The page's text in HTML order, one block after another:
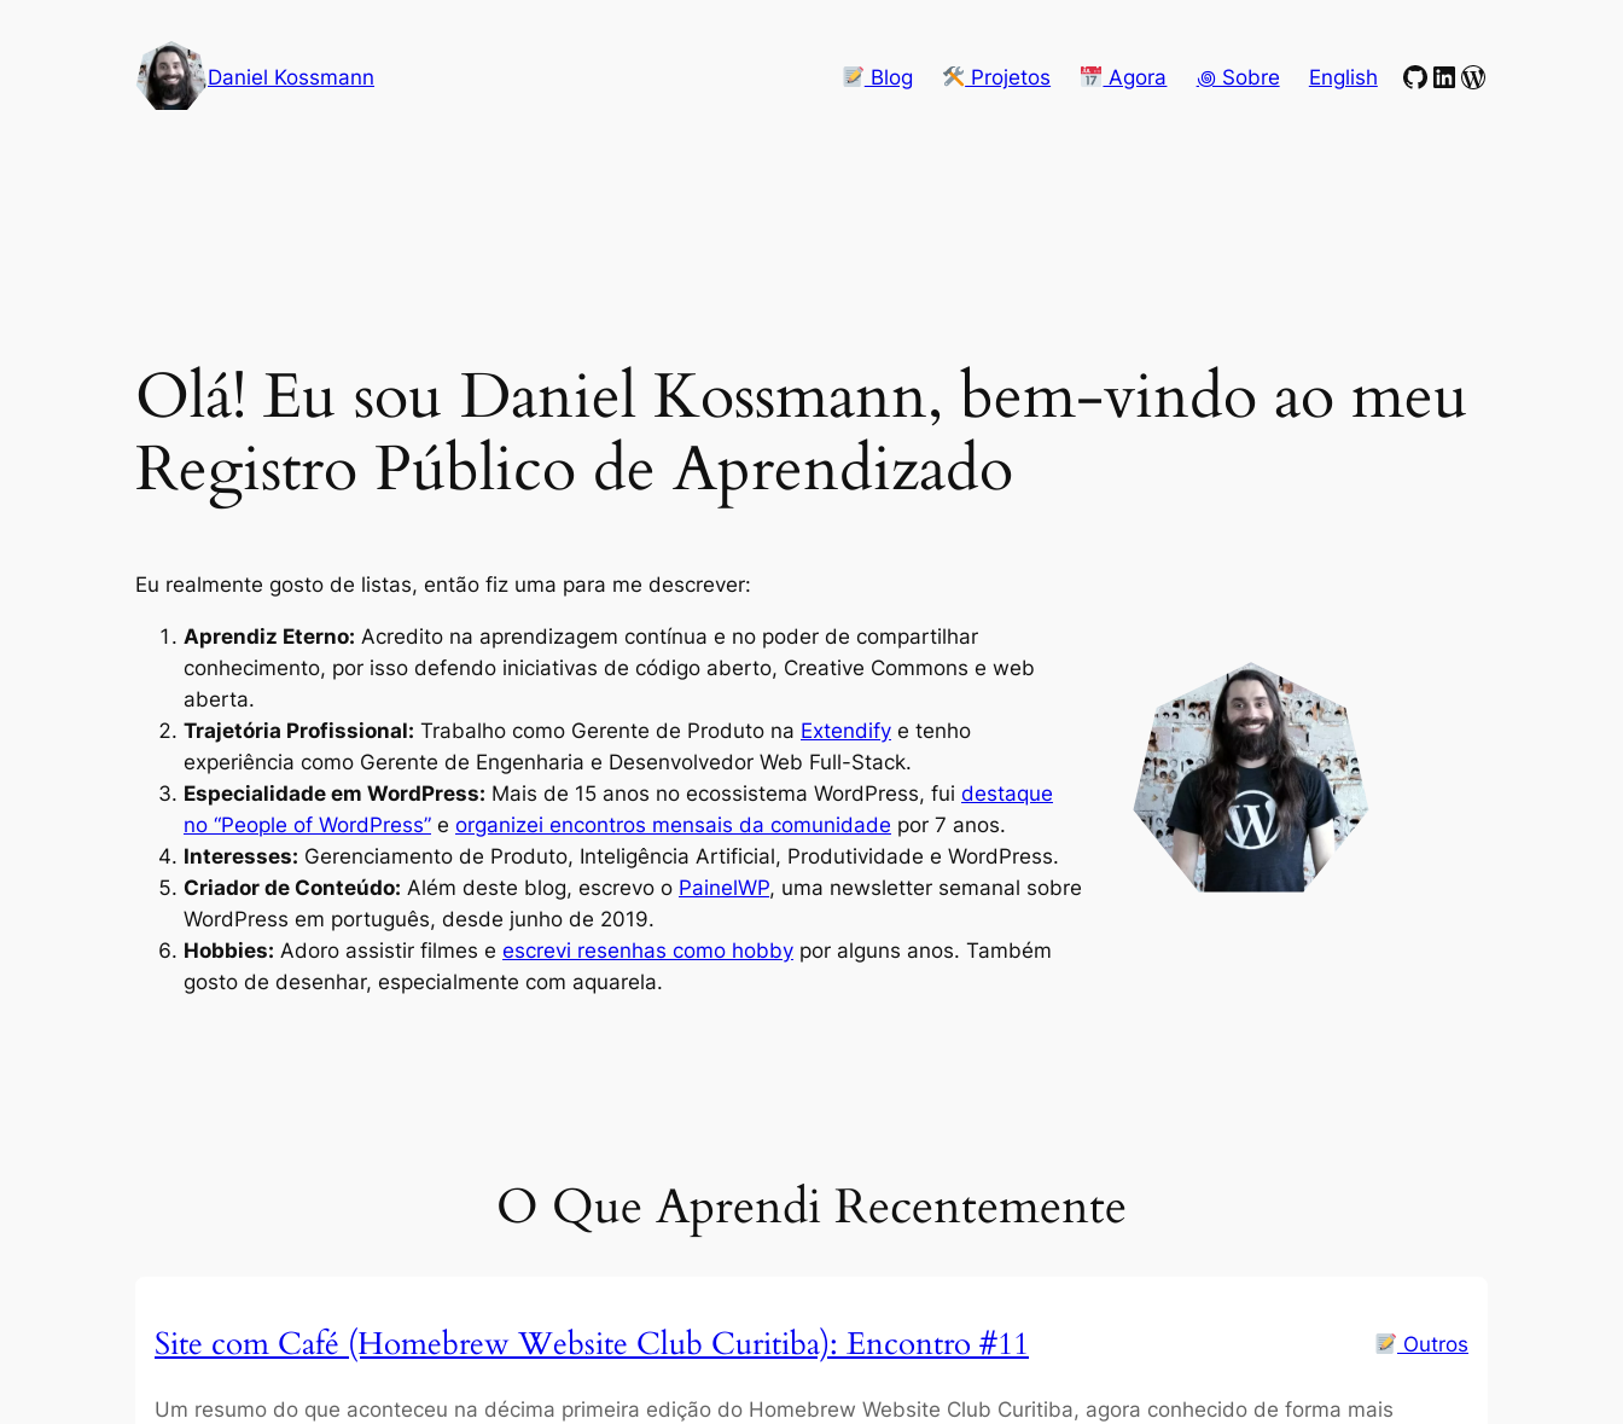
Daniel Kossmann Blog Projetos Agora ꩜ Sobre English GitHub
LinkedIn
WordPress
Olá! Eu sou Daniel Kossmann, bem-vindo ao meu
Registro Público de Aprendizado
Eu realmente gosto de listas, então fiz uma para me descrever:
Aprendiz Eterno: Acredito na aprendizagem contínua e no poder de compartilhar
conhecimento, por isso defendo iniciativas de código aberto, Creative Commons e web
aberta.
Trajetória Profissional: Trabalho como Gerente de Produto na Extendify e tenho
experiência como Gerente de Engenharia e Desenvolvedor Web Full-Stack.
Especialidade em WordPress: Mais de 15 anos no ecossistema WordPress, fui destaque
no “People of WordPress” e organizei encontros mensais da comunidade por 7 anos.
Interesses: Gerenciamento de Produto, Inteligência Artificial, Produtividade e WordPress.
Criador de Conteúdo: Além deste blog, escrevo o PainelWP, uma newsletter semanal sobre
WordPress em português, desde junho de 2019.
Hobbies: Adoro assistir filmes e escrevi resenhas como hobby por alguns anos. Também
gosto de desenhar, especialmente com aquarela.
O Que Aprendi Recentemente
Site com Café (Homebrew Website Club Curitiba): Encontro #11 Outros
Um resumo do que aconteceu na décima primeira edição do Homebrew Website Club Curitiba, agora conhecido de forma mais